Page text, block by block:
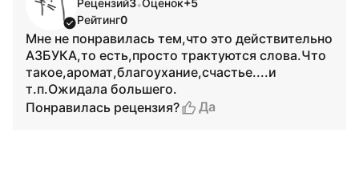
Рецензий3•Оценок+5
Рейтинг0
Мне не понравилась тем,что это действительно
АЗБУКА,то есть,просто трактуются слова.Что
такое,аромат,благоухание,счастье....и
т.п.Ожидала большего.
Понравилась рецензия?
Да